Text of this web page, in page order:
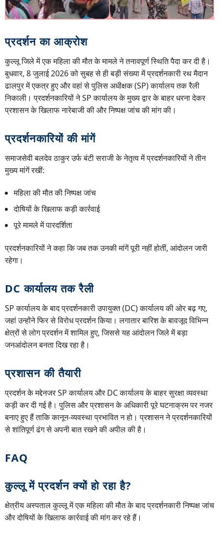
प्रदर्शन का आक्रोश
कुल्लू जिले में एक महिला की मौत के मामले ने तनावपूर्ण स्थिति पैदा कर दी है।
बुधवार, 8 जुलाई 2026 को सुबह से ही बड़ी संख्या में प्रदर्शनकारी रथ मैदान
ढालपुर में एकत्र हुए और वहां से पुलिस अधीक्षक (SP) कार्यालय तक रैली
निकाली। प्रदर्शनकारियों ने SP कार्यालय के मुख्य द्वार के बाहर धरना देकर
प्रशासन के खिलाफ नारेबाजी की और निष्पक्ष जांच की मांग की।
प्रदर्शनकारियों की मांगें
समाजसेवी बलदेव ठाकुर उर्फ बंटी सराजी के नेतृत्व में प्रदर्शनकारियों ने तीन
मुख्य मांगें रखीं:
महिला की मौत की निष्पक्ष जांच
दोषियों के खिलाफ कड़ी कार्रवाई
पूरे मामले में पारदर्शिता
प्रदर्शनकारियों ने कहा कि जब तक उनकी मांगें पूरी नहीं होतीं, आंदोलन जारी
रहेगा।
DC कार्यालय तक रैली
SP कार्यालय के बाद प्रदर्शनकारी उपायुक्त (DC) कार्यालय की ओर बढ़ गए,
जहां उन्होंने फिर से विरोध प्रदर्शन किया। लगातार बारिश के बावजूद विभिन्न
क्षेत्रों से लोग प्रदर्शन में शामिल हुए, जिससे यह आंदोलन जिले में बड़ा
जनआंदोलन बनता दिख रहा है।
प्रशासन की तैयारी
प्रदर्शन के मद्देनजर SP कार्यालय और DC कार्यालय के बाहर सुरक्षा व्यवस्था
कड़ी कर दी गई है। पुलिस और प्रशासन के अधिकारी पूरे घटनाक्रम पर नजर
बनाए हुए हैं ताकि कानून-व्यवस्था प्रभावित न हो। प्रशासन ने प्रदर्शनकारियों
से शांतिपूर्ण ढंग से अपनी बात रखने की अपील की है।
FAQ
कुल्लू में प्रदर्शन क्यों हो रहा है?
क्षेत्रीय अस्पताल कुल्लू में एक महिला की मौत के बाद प्रदर्शनकारी निष्पक्ष जांच
और दोषियों के खिलाफ कार्रवाई की मांग कर रहे हैं।